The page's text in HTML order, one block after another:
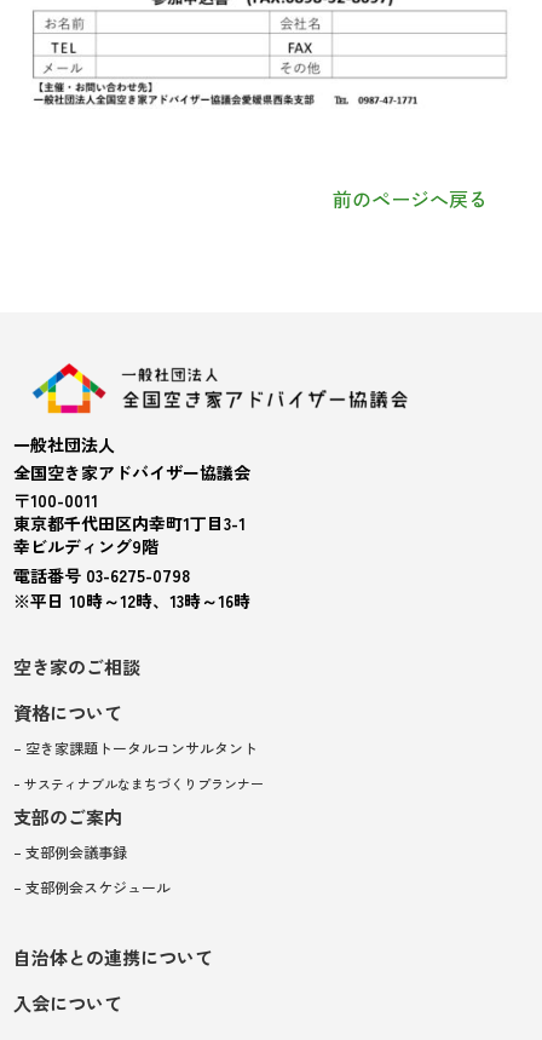
前のページへ戻る
一般社団法人
全国空き家アドバイザー協議会
〒100-0011
東京都千代田区内幸町1丁目3-1
幸ビルディング9階
電話番号 03-6275-0798
※平日 10時～12時、13時～16時
空き家のご相談
資格について
– 空き家課題トータルコンサルタント
– サスティナブルなまちづくりプランナー
支部のご案内
– 支部例会議事録
– 支部例会スケジュール
自治体との連携について
入会について